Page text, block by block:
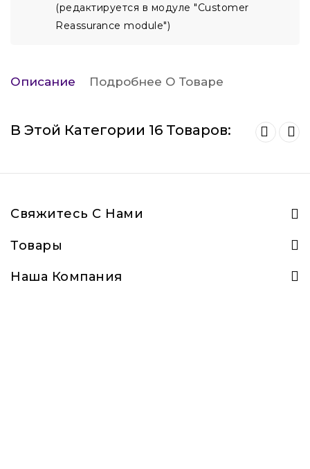
(редактируется в модуле "Customer
Reassurance module")
Описание Подробнее О Товаре
В Этой Категории 16 Товаров:
Свяжитесь С Нами
Товары
Наша Компания